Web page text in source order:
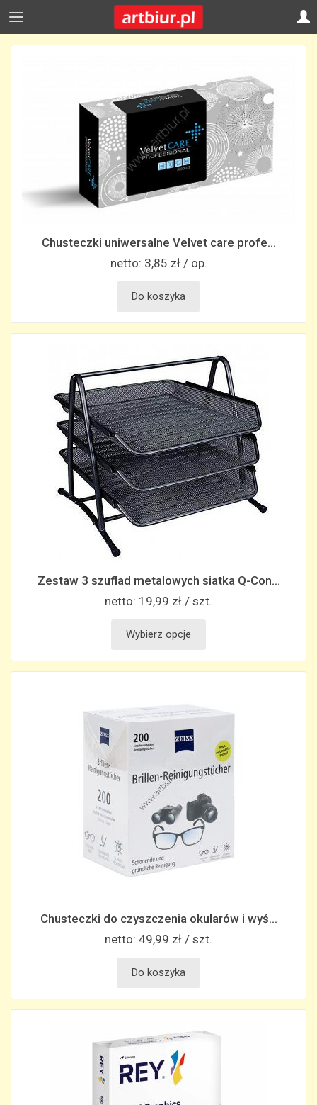
Chusteczki uniwersalne Velvet care profe...
netto: 3,85 zł / op.
Do koszyka
Zestaw 3 szuflad metalowych siatka Q-Con...
netto: 19,99 zł / szt.
Wybierz opcje
Chusteczki do czyszczenia okularów i wyś...
netto: 49,99 zł / szt.
Do koszyka